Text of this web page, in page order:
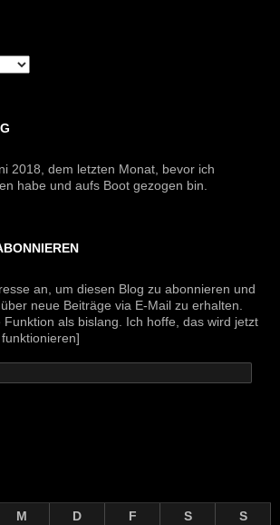
2018, dem letzten Monat, bevor ich
habe und aufs Boot gezogen bin.
an, um diesen Blog zu abonnieren und
neue Beiträge via E-Mail zu erhalten.
Funktion als bislang. Ich hoffe, das wird jetzt
M D F S S